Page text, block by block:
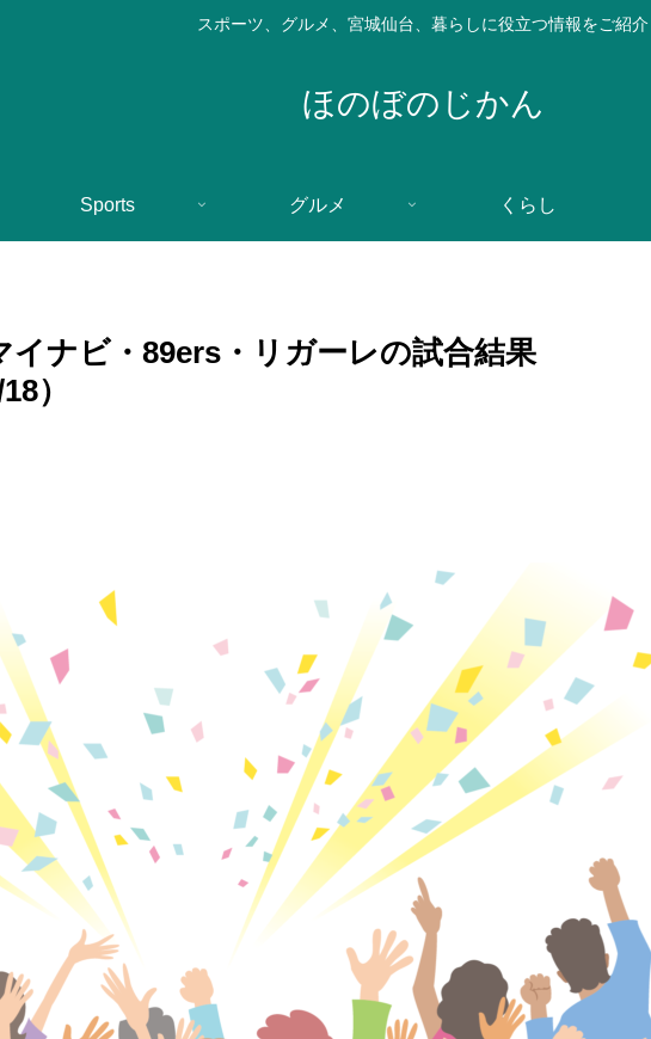
スポーツ、グルメ、宮城仙台、暮らしに役立つ情報をご紹介
ほのぼのじかん
Sports グルメ くらし
イナビ・89ers・リガーレの試合結果
）